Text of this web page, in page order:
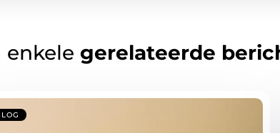
enkele gerelateerde